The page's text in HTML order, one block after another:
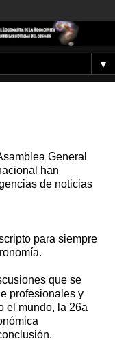
▼
General
han
de noticias
para siempre
que se
profesionales y
el mundo, la 26a